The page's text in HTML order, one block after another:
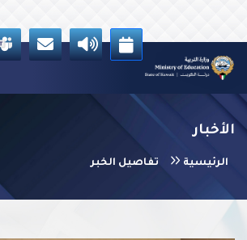
الأخبار
الرئيسية تفاصيل الخبر